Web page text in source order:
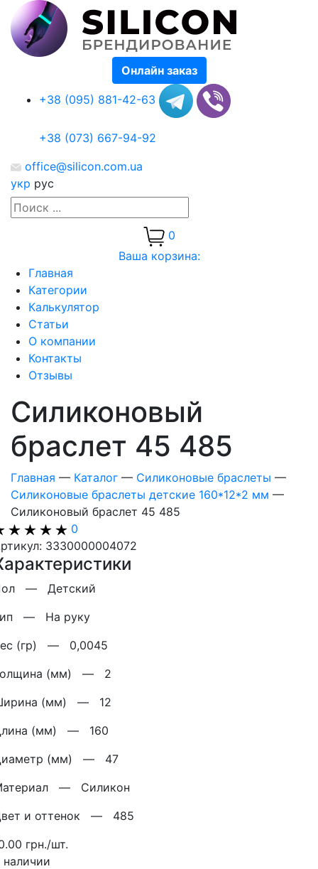
Онлайн заказ
+38 (095) 881-42-63
+38 (073) 667-94-92
office@silicon.com.ua
укр рус
0
Ваша корзина:
Главная
Категории
Калькулятор
Статьи
О компании
Контакты
Отзывы
Силиконовый
браслет 45 485
Главная — Каталог — Силиконовые браслеты —
Силиконовые браслеты детские 160*12*2 мм —
Силиконовый браслет 45 485
0
3330000004072
— Детский
— На руку
(гр) — 0,0045
(мм) — 2
(мм) — 12
(мм) — 160
(мм) — 47
— Силикон
и оттенок — 485
грн./шт.
наличии